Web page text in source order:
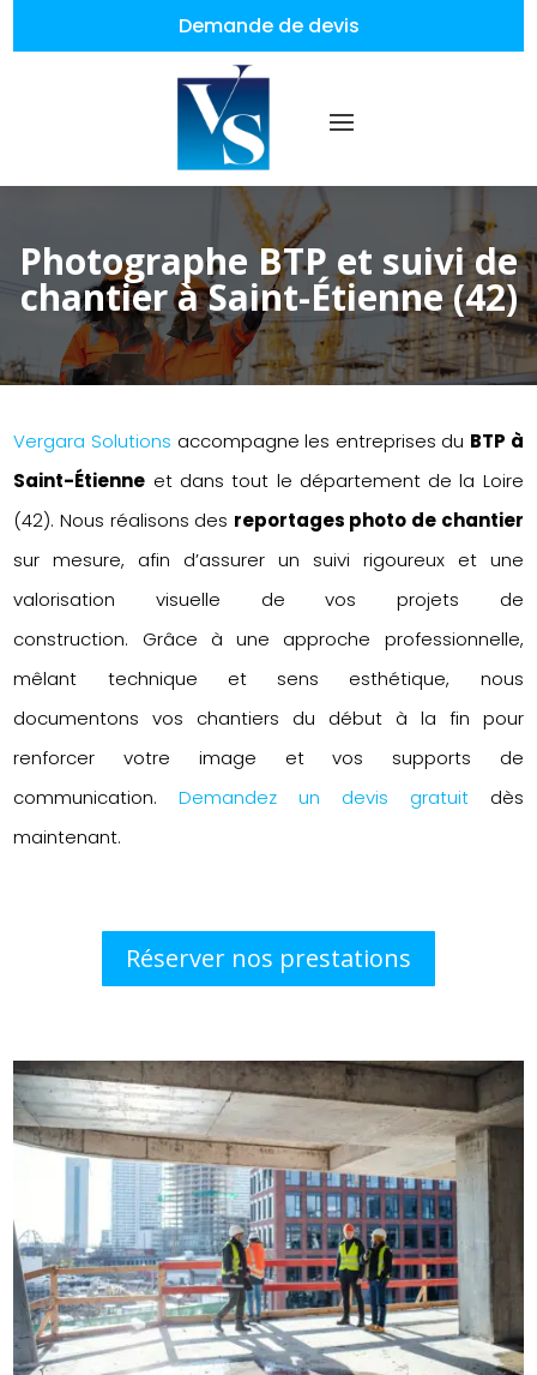
Demande de devis
Photographe BTP et suivi de
chantier à Saint-Étienne (42)
Vergara Solutions accompagne les entreprises du BTP à
Saint-Étienne et dans tout le département de la Loire
(42). Nous réalisons des reportages photo de chantier
sur mesure, afin d’assurer un suivi rigoureux et une
valorisation visuelle de vos projets de
construction. Grâce à une approche professionnelle,
mêlant technique et sens esthétique, nous
documentons vos chantiers du début à la fin pour
renforcer votre image et vos supports de
communication.Demandez un devis gratuitdès
maintenant.
Réserver nos prestations